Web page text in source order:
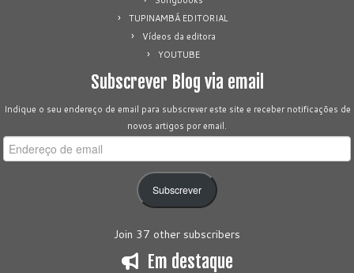
TUPINAMBÁ EDITORIAL
Vídeos da editora
YOUTUBE
Subscrever Blog via email
Indique o seu endereço de email para subscrever este site e receber notificações de
novos artigos por email.
Endereço
de
Subscrever
Join 37 other subscribers
Em destaque